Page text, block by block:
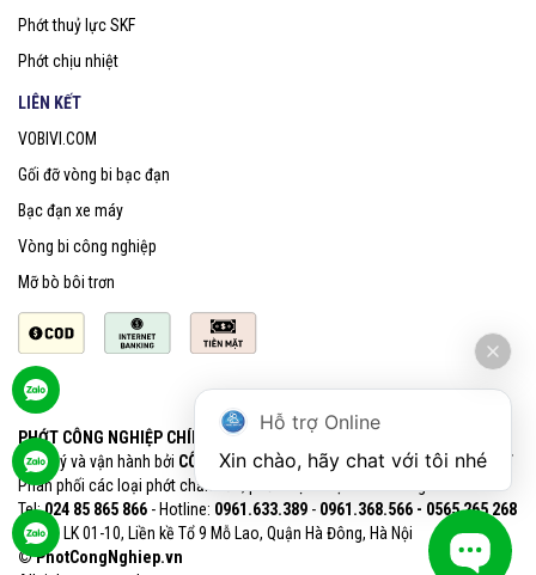
Phớt thuỷ lực SKF
Phớt chịu nhiệt
LIÊN KẾT
VOBIVI.COM
Gối đỡ vòng bi bạc đạn
Bạc đạn xe máy
Vòng bi công nghiệp
Mỡ bò bôi trơn
PHỚT CÔNG NGHIỆP CHÍNH HÃNG SKF
Quản lý và vận hành bởi CÔNG TY CỔ PHẦN VOBIVI - Đại lý uỷ quyền SKF
Phân phối các loại phớt chắn dầu, phớt chịu nhiệt chính hãng SKF
Tel:024 85 865 866 - Hotline: 0961.633.389​ - 0961.368.566 - 0565 265 268​
VPGD: LK 01-10, Liền kề Tổ 9 Mỗ Lao, Quận Hà Đông, Hà Nội
© PhotCongNghiep.vn
Hỗ trợ Online
Xin chào, hãy chat với tôi nhé